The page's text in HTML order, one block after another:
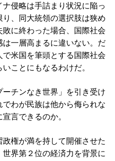
侵略は手詰まり状況に陥っ
、同大統領の選択肢は狭め
に終わった場合、国際社会
一層高まるに違いない。だ
米国を筆頭とする国際社会
ことにもなるわけだ。
チンなき世界」を引き受け
わが民族は他から侮られな
言できるのか。
権が満を持して開催させた
界第２位の経済力を背景に